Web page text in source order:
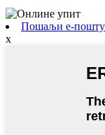
Пошаљи е-пошту
x